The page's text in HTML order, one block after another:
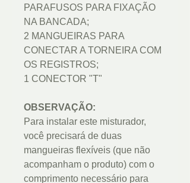
PARAFUSOS PARA FIXAÇÃO
NA BANCADA;
2 MANGUEIRAS PARA
CONECTAR A TORNEIRA COM
OS REGISTROS;
1 CONECTOR "T"
OBSERVAÇÃO:
Para instalar este misturador,
você precisará de duas
mangueiras flexíveis (que não
acompanham o produto) com o
comprimento necessário para